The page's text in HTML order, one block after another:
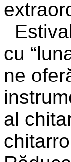
cu
ne
al